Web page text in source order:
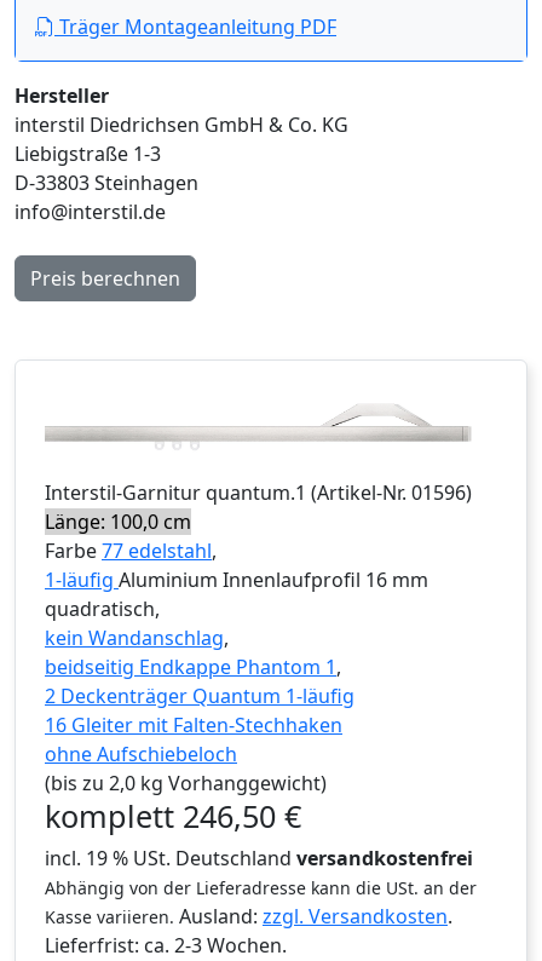
Träger Montageanleitung PDF
Hersteller
interstil Diedrichsen GmbH & Co. KG
Liebigstraße 1-3
D-33803 Steinhagen
info@interstil.de
Preis berechnen
Interstil-Garniturquantum.1 (Artikel-Nr. 01596)
Länge: 100,0 cm
Farbe77 edelstahl,
1-läufig Aluminium Innenlaufprofil 16 mm
quadratisch,
kein Wandanschlag,
beidseitig Endkappe Phantom 1,
2 Deckenträger Quantum 1-läufig
16 Gleiter mit Falten-Stechhaken
ohne Aufschiebeloch
(bis zu 2,0 kg Vorhanggewicht)
komplett 246,50 €
incl. 19 % USt. Deutschland versandkostenfrei
Abhängig von der Lieferadresse kann die USt. an der
Kasse variieren. Ausland: zzgl. Versandkosten.
Lieferfrist: ca. 2-3 Wochen.